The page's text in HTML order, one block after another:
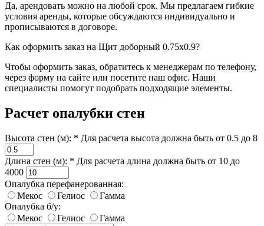
Да, арендовать можно на любой срок. Мы предлагаем гибкие
условия аренды, которые обсуждаются индивидуально и
прописываются в договоре.
Как оформить заказ на Щит доборный 0.75x0.9?
Чтобы оформить заказ, обратитесь к менеджерам по телефону,
через форму на сайте или посетите наш офис. Наши
специалисты помогут подобрать подходящие элементы.
Расчет опалубки стен
Высота стен (м): * Для расчета высота должна быть от 0.5 до 8
Длина стен (м): * Для расчета длина должна быть от 10 до
4000
Опалубка перефанерованная:
Мекос
Гелиос
Гамма
Опалубка б/у:
Мекос
Гелиос Гамма